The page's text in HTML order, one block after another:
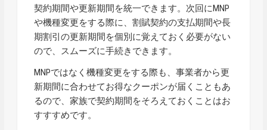
契約期間や更新期間を統一できます。 次回にMNP
や機種変更をする際に、割賦契約の支払期間や長
期割引の更新期間を個別に覚えておく必要がない
ので、スムーズに手続きできます。
MNPではなく機種変更をする際も、事業者から更
新期間に合わせてお得なクーポンが届くこともあ
るので、家族で契約期間をそろえておくことはお
すすすめです。